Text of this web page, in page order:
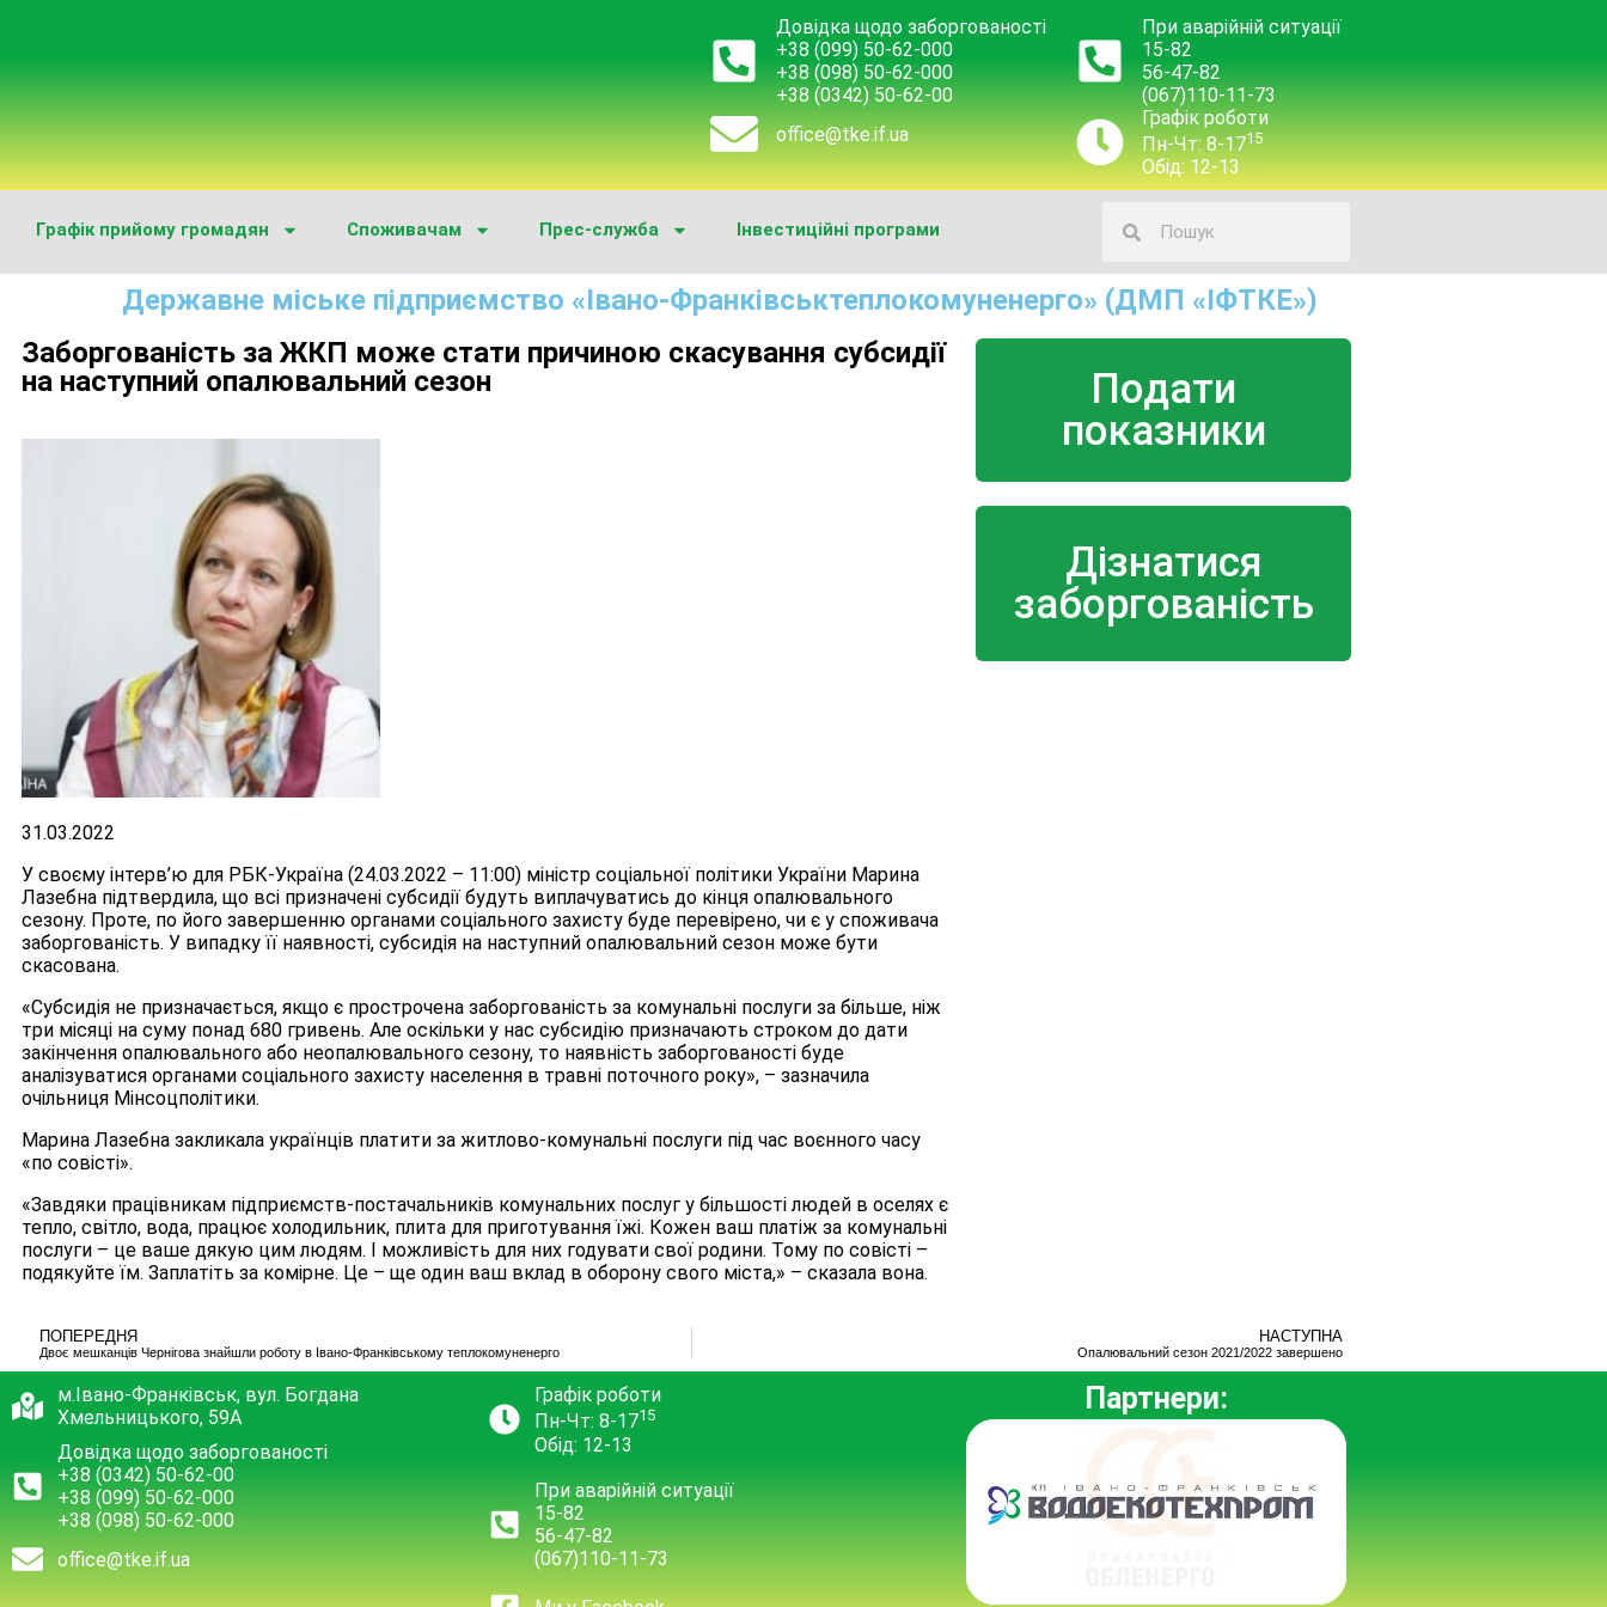
Довідка щодо заборгованості
+38 (099) 50-62-000
+38 (098) 50-62-000
+38 (0342) 50-62-00
office@tke.if.ua
При аварійній ситуації
15-82
56-47-82
(067)110-11-73
Графік роботи
Пн-Чт: 8-1715
Обід: 12-13
Графік прийому громадян Споживачам Прес-служба Інвестиційні програми
Державне міське підприємство «Івано-Франківськтеплокомуненерго» (ДМП «ІФТКЕ»)
Заборгованість за ЖКП може стати причиною скасування субсидії
на наступний опалювальний сезон
31.03.2022
У своєму інтерв’ю для РБК-Україна (24.03.2022 – 11:00) міністр соціальної політики України Марина
Лазебна підтвердила, що всі призначені субсидії будуть виплачуватись до кінця опалювального
сезону. Проте, по його завершенню органами соціального захисту буде перевірено, чи є у споживача
заборгованість. У випадку її наявності, субсидія на наступний опалювальний сезон може бути
скасована.
«Субсидія не призначається, якщо є прострочена заборгованість за комунальні послуги за більше, ніж
три місяці на суму понад 680 гривень. Але оскільки у нас субсидію призначають строком до дати
закінчення опалювального або неопалювального сезону, то наявність заборгованості буде
аналізуватися органами соціального захисту населення в травні поточного року», – зазначила
очільниця Мінсоцполітики.
Марина Лазебна закликала українців платити за житлово-комунальні послуги під час воєнного часу
«по совісті».
«Завдяки працівникам підприємств-постачальників комунальних послуг у більшості людей в оселях є
тепло, світло, вода, працює холодильник, плита для приготування їжі. Кожен ваш платіж за комунальні
послуги – це ваше дякую цим людям. І можливість для них годувати свої родини. Тому по совісті –
подякуйте їм. Заплатіть за комірне. Це – ще один ваш вклад в оборону свого міста,» – сказала вона.
Подати
показники
Дізнатися
заборгованість
ПОПЕРЕДНЯ
Двоє мешканців Чернігова знайшли роботу в Івано-Франківському теплокомуненерго
НАСТУПНА
Опалювальний сезон 2021/2022 завершено
м.Івано-Франківськ, вул. Богдана
Хмельницького, 59А
Довідка щодо заборгованості
+38 (0342) 50-62-00
+38 (099) 50-62-000
+38 (098) 50-62-000
office@tke.if.ua
Графік роботи
Пн-Чт: 8-1715
Обід: 12-13
При аварійній ситуації
15-82
56-47-82
(067)110-11-73
Партнери: